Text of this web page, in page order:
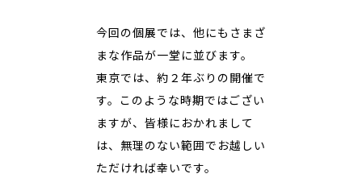
今回の個展では、他にもさまざ
まな作品が一堂に並びます。
東京では、約２年ぶりの開催で
す。このような時期ではござい
ますが、皆様におかれまして
は、無理のない範囲でお越しい
ただければ幸いです。